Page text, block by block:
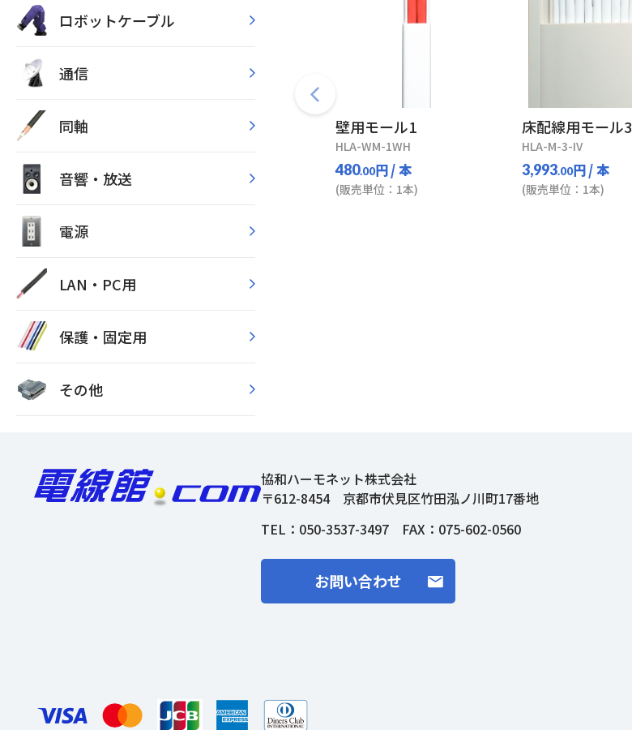
ロボットケーブル
通信
同軸
音響・放送
電源
LAN・PC用
保護・固定用
その他
壁用モール1
HLA-WM-1WH
480.00円/ 本
(販売単位：1本)
床配線用モール3
HLA-M-3-IV
3,993.00円/ 本
(販売単位：1本)
協和ハーモネット株式会社
〒612-8454 京都市伏見区竹田泓ノ川町17番地
TEL： 050-3537-3497 FAX：075-602-0560
お問い合わせ